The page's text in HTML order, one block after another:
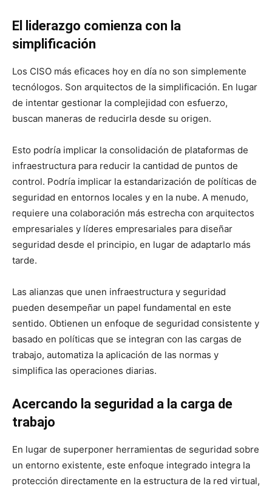
El liderazgo comienza con la
simplificación
Los CISO más eficaces hoy en día no son simplemente
tecnólogos. Son arquitectos de la simplificación. En lugar
de intentar gestionar la complejidad con esfuerzo,
buscan maneras de reducirla desde su origen.
Esto podría implicar la consolidación de plataformas de
infraestructura para reducir la cantidad de puntos de
control. Podría implicar la estandarización de políticas de
seguridad en entornos locales y en la nube. A menudo,
requiere una colaboración más estrecha con arquitectos
empresariales y líderes empresariales para diseñar
seguridad desde el principio, en lugar de adaptarlo más
tarde.
Las alianzas que unen infraestructura y seguridad
pueden desempeñar un papel fundamental en este
sentido. Obtienen un enfoque de seguridad consistente y
basado en políticas que se integran con las cargas de
trabajo, automatiza la aplicación de las normas y
simplifica las operaciones diarias.
Acercando la seguridad a la carga de
trabajo
En lugar de superponer herramientas de seguridad sobre
un entorno existente, este enfoque integrado integra la
protección directamente en la estructura de la red virtual,